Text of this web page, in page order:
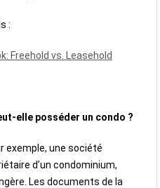
:
Freehold vs. Leasehold
elle posséder un condo ?
exemple, une société
d’un condominium,
Les documents de la